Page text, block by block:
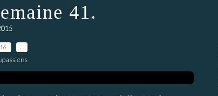
41.